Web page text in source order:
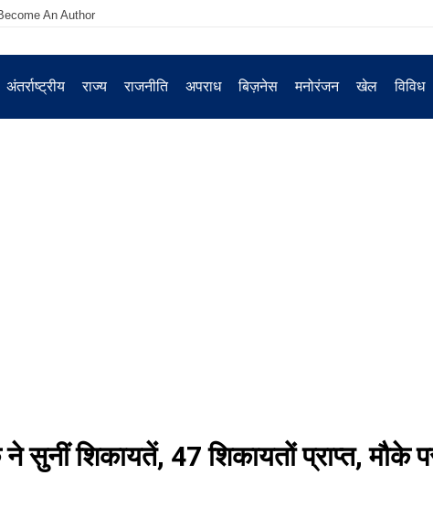
An Author
अंतर्राष्ट्रीय राज्य राजनीति अपराध बिज़नेस मनोरंजन खेल विविध
सुनीं शिकायतें, 47 शिकायतों प्राप्त, मौके